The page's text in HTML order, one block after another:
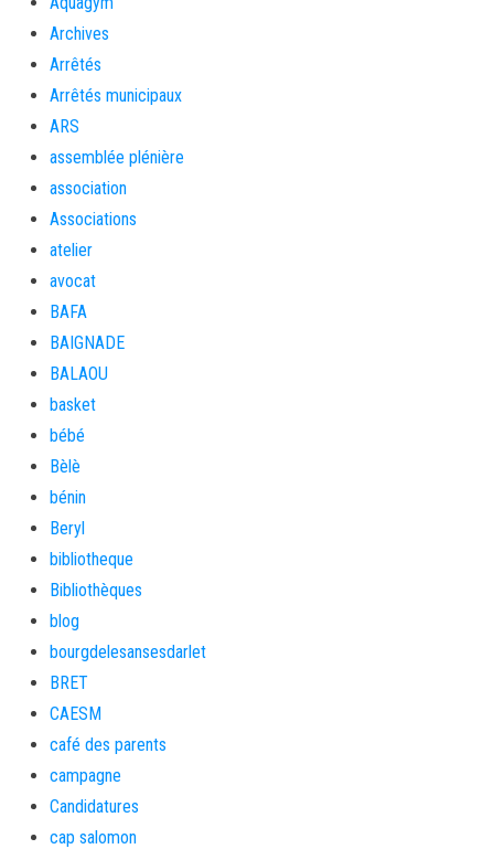
Archives
Arrêtés
Arrêtés municipaux
ARS
assemblée plénière
association
Associations
atelier
avocat
BAFA
BAIGNADE
BALAOU
basket
bébé
Bèlè
bénin
Beryl
bibliotheque
Bibliothèques
blog
bourgdelesansesdarlet
BRET
CAESM
café des parents
campagne
Candidatures
cap salomon